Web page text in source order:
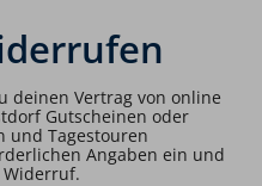
deinen Vertrag von online
Gutscheinen oder
und Tagestouren
Angaben ein und